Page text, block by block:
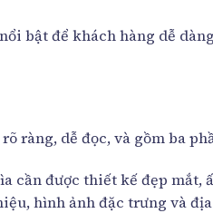
bật để khách hàng dễ
ràng, dễ đọc, và gồm ba
cần được thiết kế đẹp mắt,
hình ảnh đặc trưng và